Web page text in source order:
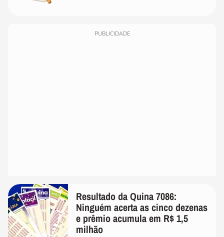
PUBLICIDADE
Resultado da Quina 7086:
Ninguém acerta as cinco dezenas
e prêmio acumula em R$ 1,5
milhão